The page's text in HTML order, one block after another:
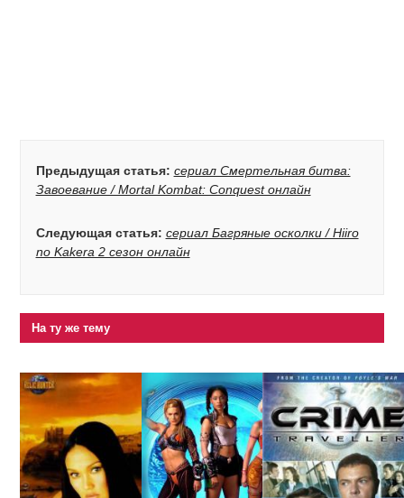
Предыдущая статья: сериал Смертельная битва:
Завоевание / Mortal Kombat: Conquest онлайн
Следующая статья: сериал Багряные осколки / Hiiro
no Kakera 2 сезон онлайн
На ту же тему